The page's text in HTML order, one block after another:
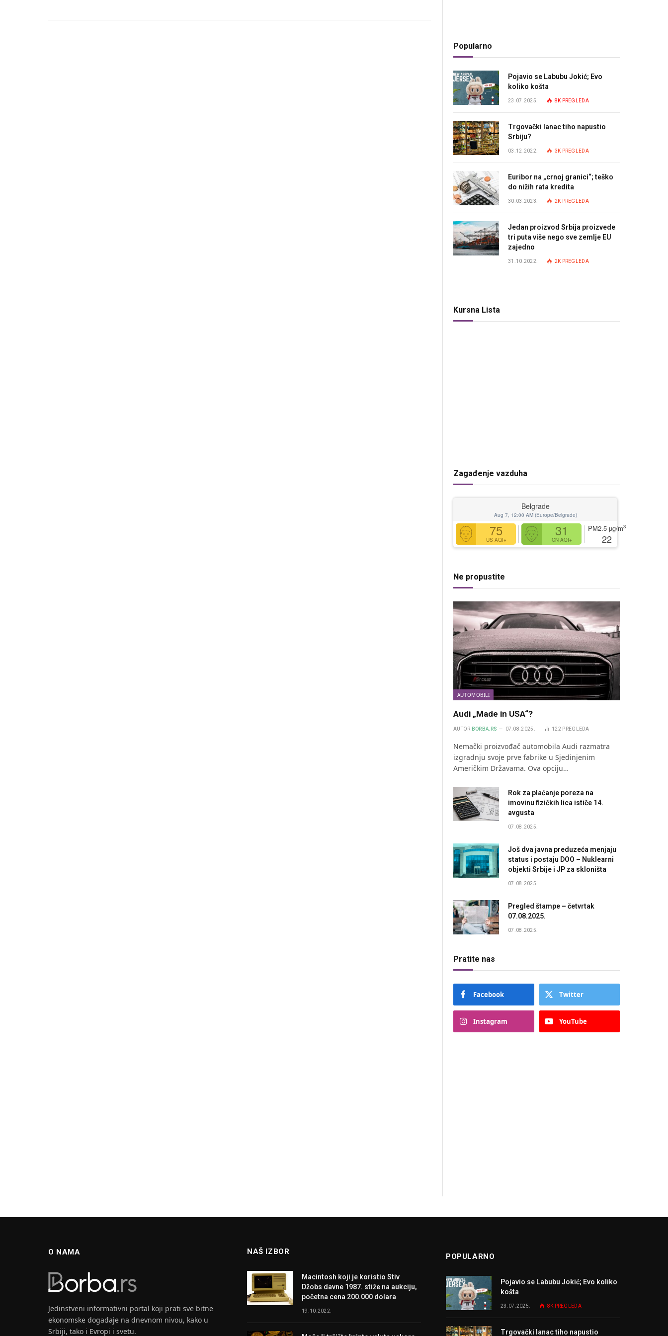
Popularno
Pojavio se Labubu Jokić; Evo
koliko košta
23.07.2025. 8K PREGLEDA
Trgovački lanac tiho napustio
Srbiju?
03.12.2022. 3K PREGLEDA
Euribor na „crnoj granici“; teško
do nižih rata kredita
30.03.2023. 2K PREGLEDA
Jedan proizvod Srbija proizvede
tri puta više nego sve zemlje EU
zajedno
31.10.2022. 2K PREGLEDA
Kursna Lista
Zagađenje vazduha
Belgrade
Aug 7, 12:00 AM (Europe/Belgrade)
75
US AQI+
31
CN AQI+
PM2.5 µg/m3
22
Ne propustite
AUTOMOBILI
Audi „Made in USA“?
AUTOR BORBA.RS 07.08.2025. 122 PREGLEDA
Nemački proizvođač automobila Audi razmatra
izgradnju svoje prve fabrike u Sjedinjenim
Američkim Državama. Ova opciju…
Rok za plaćanje poreza na
imovinu fizičkih lica ističe 14.
avgusta
07.08.2025.
Još dva javna preduzeća menjaju
status i postaju DOO – Nuklearni
objekti Srbije i JP za skloništa
07.08.2025.
Pregled štampe – četvrtak
07.08.2025.
07.08.2025.
Pratite nas
Facebook Twitter
Instagram YouTube
O NAMA
Jedinstveni informativni portal koji prati sve bitne
ekonomske dogadaje na dnevnom nivou, kako u
Srbiji, tako i Evropi i svetu.
NAŠ IZBOR
Macintosh koji je koristio Stiv
Džobs davne 1987. stiže na aukciju,
početna cena 200.000 dolara
19.10.2022.
POPULARNO
Pojavio se Labubu Jokić; Evo koliko
košta
23.07.2025. 8K PREGLEDA
Trgovački lanac tiho napustio